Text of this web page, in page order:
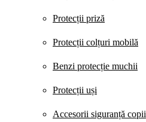
Protecții priză
Protecții colțuri mobilă
Benzi protecție muchii
Protecții uși
Accesorii siguranță copii